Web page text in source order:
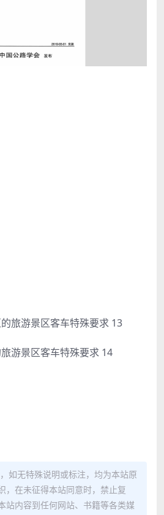
旅游景区客车特殊要求 13
游景区客车特殊要求 14
如无特殊说明或标注，均为本站原
，在未征得本站同意时，禁止复
站内容到任何网站、书籍等各类媒